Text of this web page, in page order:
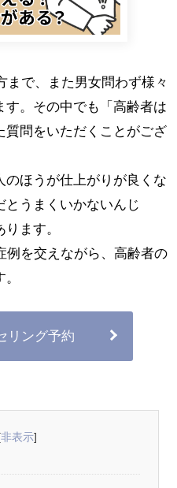
まで、また男女問わず様々
す。その中でも「高齢者は
質問をいただくことがござ
のほうが仕上がりが良くな
とうまくいかないんじ
ます。
例を交えながら、高齢者の
リング予約
非表示]